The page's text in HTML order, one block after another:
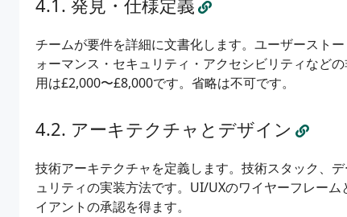
発見・仕様定義
チームが要件を詳細に文書化します。ユーザースト
ォーマンス・セキュリティ・アクセシビリティなど
用は£2,000〜£8,000です。省略は不可です。
アーキテクチャとデザイン
技術アーキテクチャを定義します。技術スタック、
ュリティの実装方法です。UI/UXのワイヤーフレー
イアントの承認を得ます。